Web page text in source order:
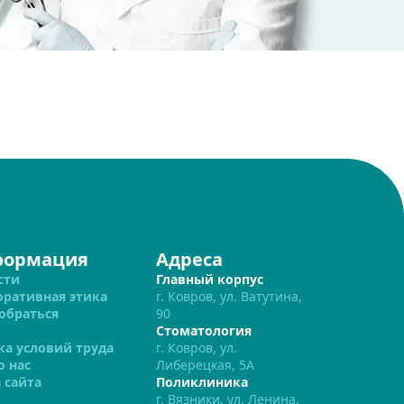
этика
условий труда
нас
сайта
Адреса
Главный корпус
г. Ковров, ул. Ватутина,
90
Стоматология
г. Ковров, ул.
Либерецкая, 5А
Поликлиника
г. Вязники, ул. Ленина,